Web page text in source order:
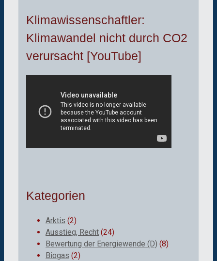
Klimawissenschaftler:
Klimawandel nicht durch CO2
verursacht [YouTube]
Kategorien
Arktis (2)
Ausstieg, Recht (24)
Bewertung der Energiewende (D) (8)
Biogas (2)